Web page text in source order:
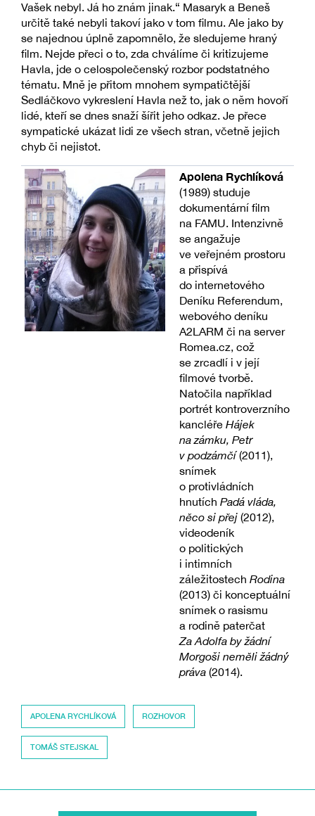
Vašek nebyl. Já ho znám jinak.“ Masaryk a Beneš
určitě také nebyli takoví jako v tom filmu. Ale jako by
se najednou úplně zapomnělo, že sledujeme hraný
film. Nejde přeci o to, zda chválíme či kritizujeme
Havla, jde o celospolečenský rozbor podstatného
tématu. Mně je přitom mnohem sympatičtější
Sedláčkovo vykreslení Havla než to, jak o něm hovoří
lidé, kteří se dnes snaží šířit jeho odkaz. Je přece
sympatické ukázat lidi ze všech stran, včetně jejich
chyb či nejistot.
Apolena Rychlíková
(1989) studuje
dokumentární film
na FAMU. Intenzivně
se angažuje
ve veřejném prostoru
a přispívá
do internetového
Deníku Referendum,
webového deníku
A2LARM či na server
Romea.cz, což
se zrcadlí i v její
filmové tvorbě.
Natočila například
portrét kontroverzního
kancléře Hájek
na zámku, Petr
v podzámčí(2011),
snímek
o protivládních
hnutích Padá vláda,
něco si přej(2012),
videodeník
o politických
i intimních
záležitostech Rodina
(2013) či konceptuální
snímek o rasismu
a rodině paterčat
Za Adolfa by žádní
Morgoši neměli žádný
práva(2014).
APOLENA RYCHLÍKOVÁ ROZHOVOR
TOMÁŠ STEJSKAL